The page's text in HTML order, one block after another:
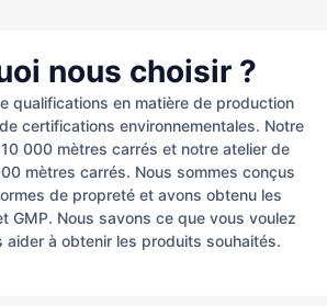
nous choisir ?
qualifications en matière de production
certifications environnementales. Notre
10 000 mètres carrés et notre atelier de
mètres carrés. Nous sommes conçus
de propreté et avons obtenu les
GMP. Nous savons ce que vous voulez
aider à obtenir les produits souhaités.